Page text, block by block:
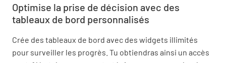
Optimise la prise de décision avec des
tableaux de bord personnalisés
Crée des tableaux de bord avec des widgets illimités
pour surveiller les progrès. Tu obtiendras ainsi un accès